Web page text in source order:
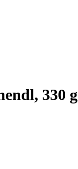
330 g